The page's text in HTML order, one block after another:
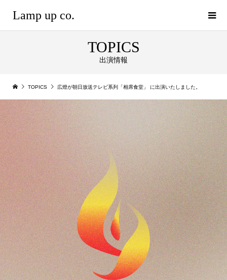
Lamp up co.
TOPICS
出演情報
TOPICS 広燈が朝日放送テレビ系列「相席食堂」 に出演いたしました。